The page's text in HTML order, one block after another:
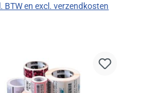
BTW en excl. verzendkosten